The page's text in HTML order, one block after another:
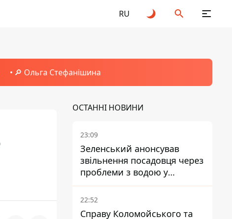
RU
🔎 Ольга Стефанішина
ОСТАННІ НОВИНИ
23:09
Зеленський анонсував
звільнення посадовця через
проблеми з водою у
Марганці
22:52
Справу Коломойського та